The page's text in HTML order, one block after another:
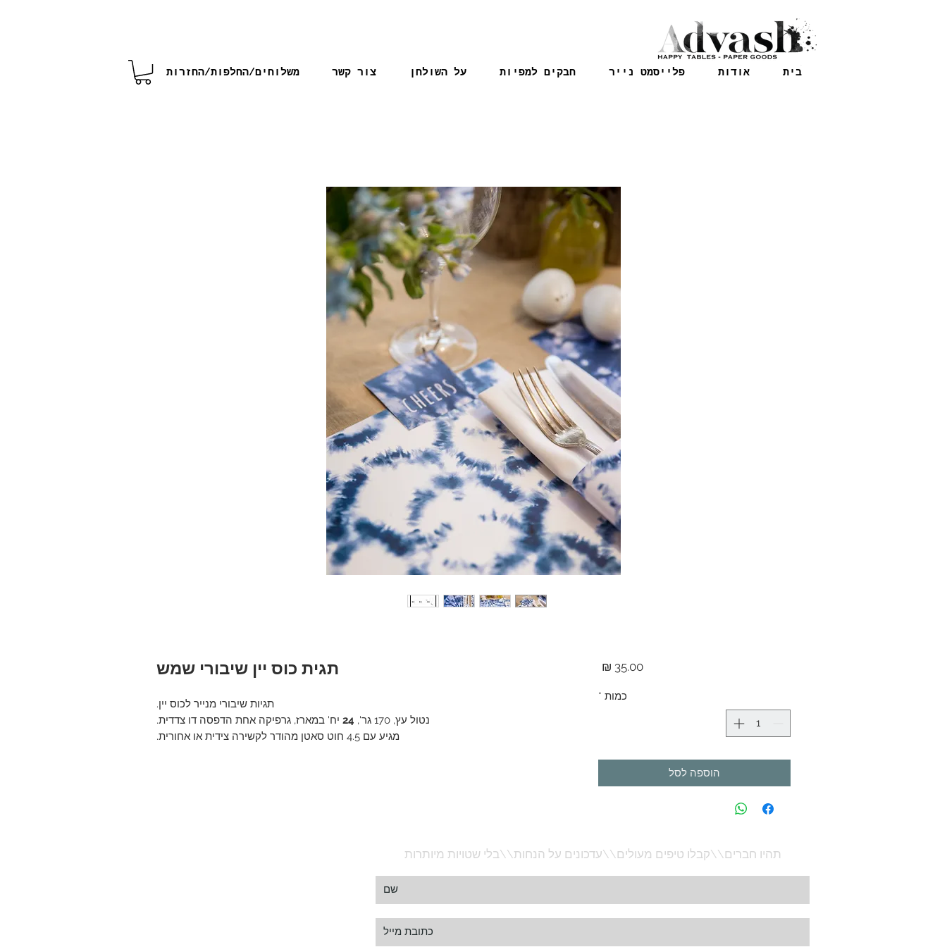
בית אודות פלייסמט נייר חבקים למפיות על השולחן צור קשר משלוחים/החלפות/החזרות
תגית כוס יין שיבורי שמש
תגיות שיבורי מנייר לכוס יין.
נטול עץ, 170 גר',
יח' במארז, גרפיקה אחת הדפסה דו צדדית.
מגיע עם 4.5 חוט סאטן מהודר לקשירה צידית או אחורית.
‏35.00 ‏₪
כמות *
הוספה לסל
תהיו חברים\\קבלו טיפים מעולים\\עדכונים על הנחות\\בלי שטויות מיותרות